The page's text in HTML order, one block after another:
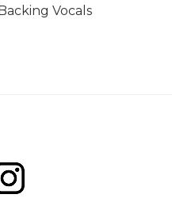
Vocals